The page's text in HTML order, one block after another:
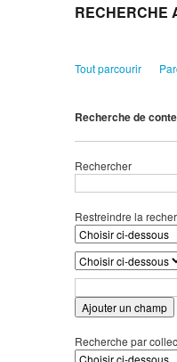
RECHERCHE
Tout parcourir
Recherche de
Rechercher
Restreindre la
Ajouter un champ
Recherche par